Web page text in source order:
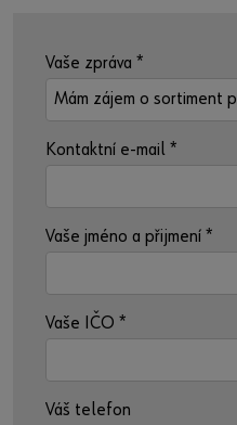
Vaše zpráva *
Kontaktní e-mail *
Vaše jméno a přijmení *
Vaše IČO *
Váš telefon